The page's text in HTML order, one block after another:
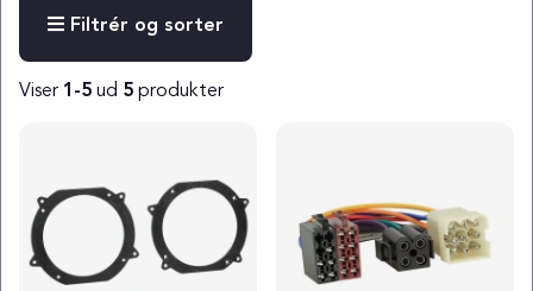
Filtrér og sorter
Viser 1-5 ud 5 produkter